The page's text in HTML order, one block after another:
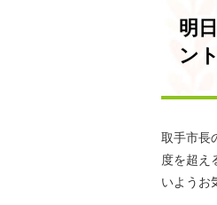
明
ン
取手市長
度を超え
いようお